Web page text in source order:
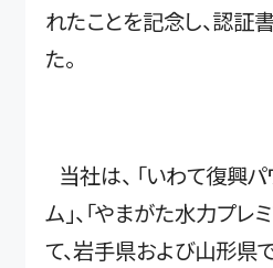
れたことを記念し、認証
た。
当社は、 「いわて復興
ム」、「やまがた水力プレ
て、岩手県および山形